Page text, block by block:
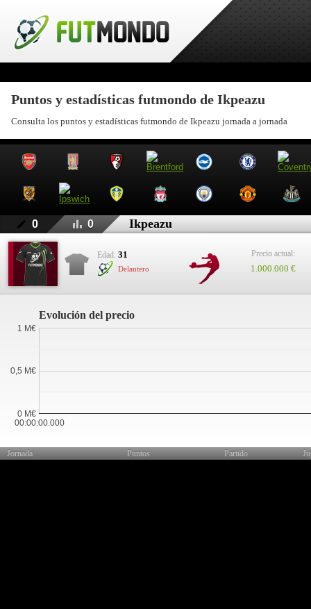
Puntos y estadísticas futmondo de Ikpeazu
Consulta los puntos y estadísticas futmondo de Ikpeazu jornada a jornada
0 0 Ikpeazu
Edad: 31
Delantero
Precio actual:
1.000.000 €
Evolución del precio
00:00:00.000
0 M€
0,5 M€
1 M€
Jornada Puntos Partido